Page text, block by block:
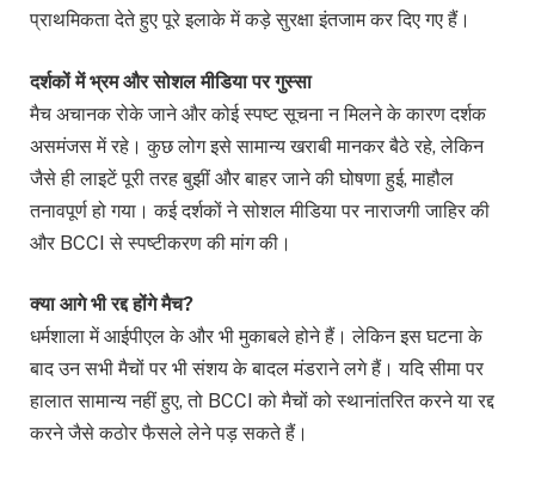
प्राथमिकता देते हुए पूरे इलाके में कड़े सुरक्षा इंतजाम कर दिए गए हैं।
दर्शकों में भ्रम और सोशल मीडिया पर गुस्सा
मैच अचानक रोके जाने और कोई स्पष्ट सूचना न मिलने के कारण दर्शक
असमंजस में रहे। कुछ लोग इसे सामान्य खराबी मानकर बैठे रहे, लेकिन
जैसे ही लाइटें पूरी तरह बुझीं और बाहर जाने की घोषणा हुई, माहौल
तनावपूर्ण हो गया। कई दर्शकों ने सोशल मीडिया पर नाराजगी जाहिर की
और BCCI से स्पष्टीकरण की मांग की।
क्या आगे भी रद्द होंगे मैच?
धर्मशाला में आईपीएल के और भी मुकाबले होने हैं। लेकिन इस घटना के
बाद उन सभी मैचों पर भी संशय के बादल मंडराने लगे हैं। यदि सीमा पर
हालात सामान्य नहीं हुए, तो BCCI को मैचों को स्थानांतरित करने या रद्द
करने जैसे कठोर फैसले लेने पड़ सकते हैं।